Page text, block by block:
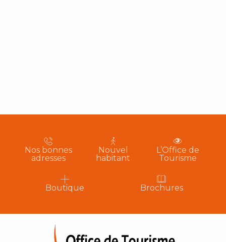
Nos bonnes
adresses
Nouvel
habitant
L’Office de
Tourisme
Boutique Brochures